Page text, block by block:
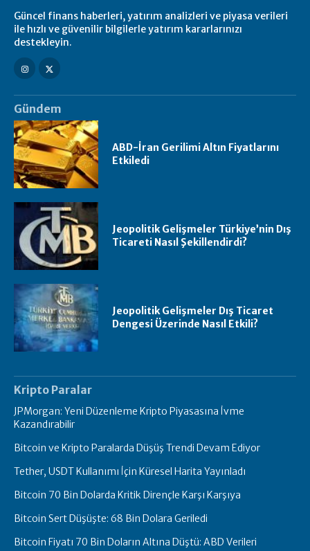
Güncel finans haberleri, yatırım analizleri ve piyasa verileri
ile hızlı ve güvenilir bilgilerle yatırım kararlarınızı
destekleyin.
Gündem
ABD-İran Gerilimi Altın Fiyatlarını
Etkiledi
Jeopolitik Gelişmeler Türkiye’nin Dış
Ticareti Nasıl Şekillendirdi?
Jeopolitik Gelişmeler Dış Ticaret
Dengesi Üzerinde Nasıl Etkili?
Kripto Paralar
JPMorgan: Yeni Düzenleme Kripto Piyasasına İvme
Kazandırabilir
Bitcoin ve Kripto Paralarda Düşüş Trendi Devam Ediyor
Tether, USDT Kullanımı İçin Küresel Harita Yayınladı
Bitcoin 70 Bin Dolarda Kritik Dirençle Karşı Karşıya
Bitcoin Sert Düşüşte: 68 Bin Dolara Geriledi
Bitcoin Fiyatı 70 Bin Doların Altına Düştü: ABD Verileri